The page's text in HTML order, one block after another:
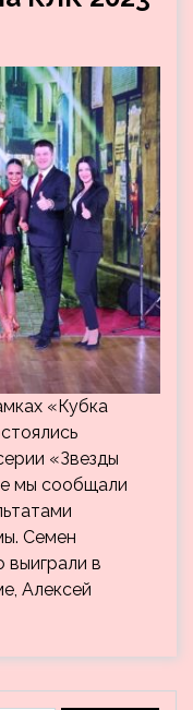
«Кубка
«Звезды
мы сообщали
Семен
в
Алексей